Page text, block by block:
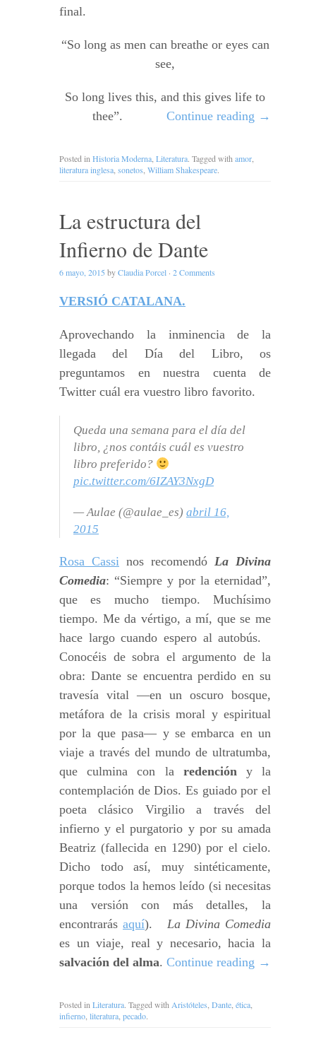
final.
“So long as men can breathe or eyes can
see,
So long lives this, and this gives life to
thee”.
Continue reading →
Posted in Historia Moderna Literatura. Tagged with amor
literatura inglesa sonetos William Shakespeare.
La estructura del
Infierno de Dante
6 mayo, 2015 byClaudia Porcel · 2 Comments
VERSIÓ CATALANA.
Aprovechando la inminencia de la
llegada del Día del Libro, os
preguntamos en nuestra cuenta de
Twitter cuál era vuestro libro favorito.
Queda una semana para el día del
libro, ¿nos contáis cuál es vuestro
libro preferido?
pic.twitter.com/6IZAY3NxgD
— Aulae (@aulae_es) abril 16,
2015
Rosa Cassi nos recomendó La Divina
Comedia: “Siempre y por la eternidad”,
que es mucho tiempo. Muchísimo
tiempo. Me da vértigo, a mí, que se me
hace largo cuando espero al autobús.
Conocéis de sobra el argumento de la
obra: Dante se encuentra perdido en su
travesía vital —en un oscuro bosque,
metáfora de la crisis moral y espiritual
por la que pasa— y se embarca en un
viaje a través del mundo de ultratumba,
que culmina con la redencióny la
contemplación de Dios. Es guiado por el
poeta clásico Virgilio a través del
infierno y el purgatorio y por su amada
Beatriz (fallecida en 1290) por el cielo.
Dicho todo así, muy sintéticamente,
porque todos la hemos leído (si necesitas
una versión con más detalles, la
encontrarás aquí). La Divina Comedia
es un viaje, real y necesario, hacia la
salvación del alma. Continue reading →
Posted in Literatura. Tagged with Aristóteles Dante ética
infierno literatura pecado.